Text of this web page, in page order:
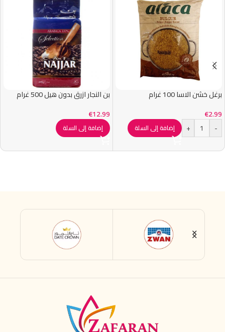
برغل خشن الاسا 100 غرام
€2.99
-
+ إضافة إلى السلة
بن النجار ازرق بدون هيل 500 غرام
€12.99
إضافة إلى السلة